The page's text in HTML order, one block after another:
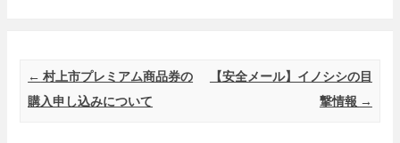
Post navigation
← 村上市プレミアム商品券の
購入申し込みについて
【安全メール】イノシシの目
撃情報 →